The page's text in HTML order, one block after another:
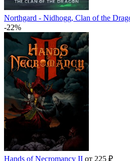
Northgard - Nidhogg, Clan of the
-22%
Hands of Necromancy II от 225 ₽